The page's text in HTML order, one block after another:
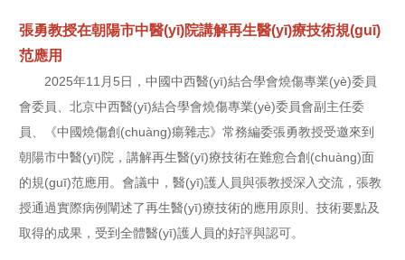
張勇教授在朝陽市中醫(yī)院講解再生醫(yī)療技術規(guī)
范應用
2025年11月5日，中國中西醫(yī)結合學會燒傷專業(yè)委員
會委員、北京中西醫(yī)結合學會燒傷專業(yè)委員會副主任委
員、《中國燒傷創(chuàng)瘍雜志》常務編委張勇教授受邀來到
朝陽市中醫(yī)院，講解再生醫(yī)療技術在難愈合創(chuàng)面
的規(guī)范應用。會議中，醫(yī)護人員與張教授深入交流，張教
授通過實際病例闡述了再生醫(yī)療技術的應用原則、技術要點及
取得的成果，受到全體醫(yī)護人員的好評與認可。